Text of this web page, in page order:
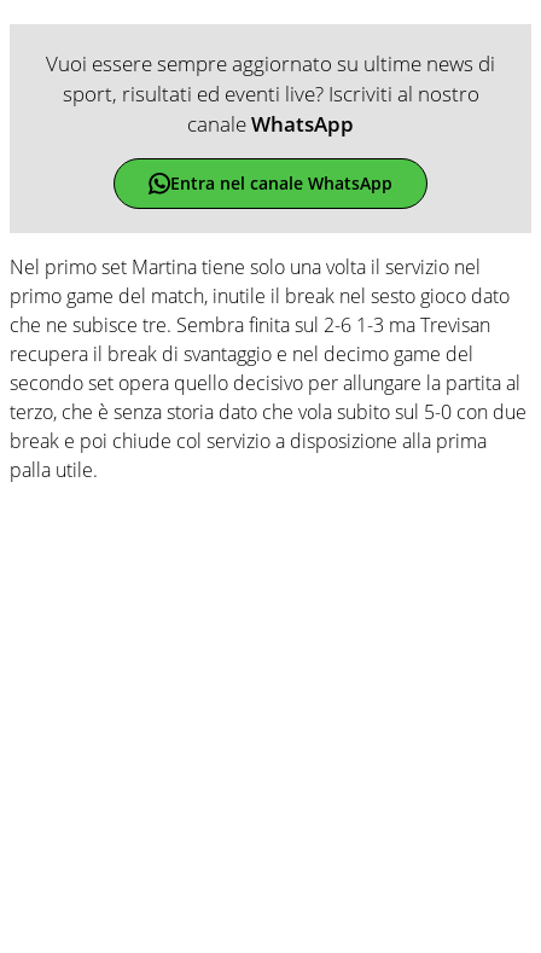
Vuoi essere sempre aggiornato su ultime news di
sport, risultati ed eventi live? Iscriviti al nostro
canaleWhatsApp
Entra nel canale WhatsApp
Nel primo set Martina tiene solo una volta il servizio nel
primo game del match, inutile il break nel sesto gioco dato
che ne subisce tre. Sembra finita sul 2-6 1-3 ma Trevisan
recupera il break di svantaggio e nel decimo game del
secondo set opera quello decisivo per allungare la partita al
terzo, che è senza storia dato che vola subito sul 5-0 con due
break e poi chiude col servizio a disposizione alla prima
palla utile.